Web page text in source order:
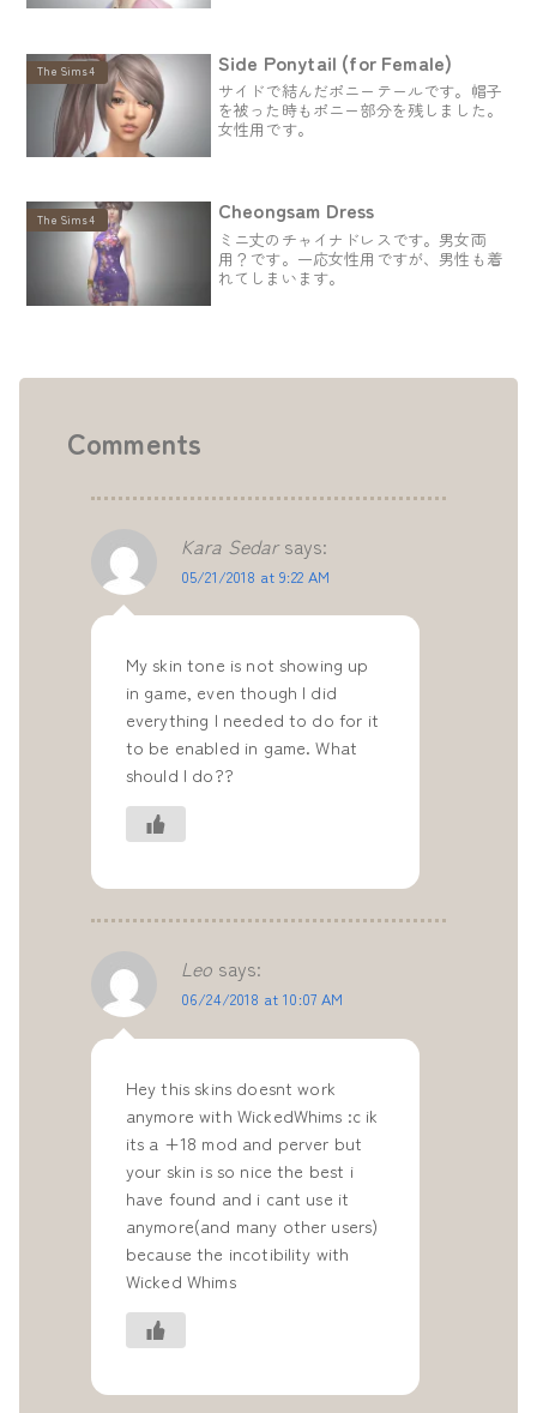
The Sims4 Side Ponytail (for Female)
サイドで結んだポニーテールです。帽子
を被った時もポニー部分を残しました。
女性用です。
The Sims4 Cheongsam Dress
ミニ丈のチャイナドレスです。男女両
用？です。一応女性用ですが、男性も着
れてしまいます。
Comments
Kara Sedar says:
05/21/2018 at 9:22 AM
My skin tone is not showing up
in game, even though I did
everything I needed to do for it
to be enabled in game. What
should I do??
Leo says:
06/24/2018 at 10:07 AM
Hey this skins doesnt work
anymore with WickedWhims :c ik
its a +18 mod and perver but
your skin is so nice the best i
have found and i cant use it
anymore(and many other users)
because the incotibility with
Wicked Whims